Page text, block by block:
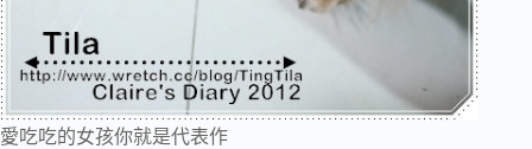
愛吃吃的女孩你就是代表作